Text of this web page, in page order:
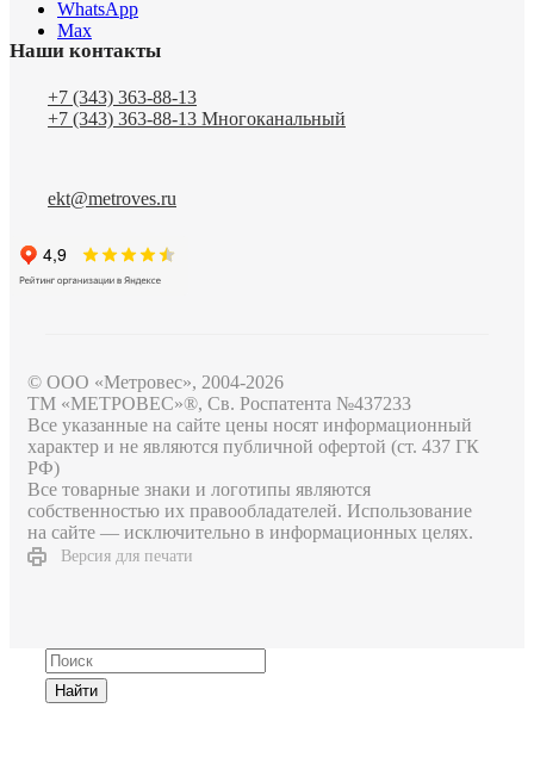
WhatsApp
Max
Наши контакты
+7 (343) 363-88-13
+7 (343) 363-88-13 Многоканальный
ekt@metroves.ru
© ООО «Метровес», 2004-2026
ТМ «МЕТРОВЕС»®, Св. Роспатента №4​3​7​2​3​3
Все указанные на сайте цены носят информационный
характер и не являются публичной офертой (ст. 437 ГК
РФ)
Все товарные знаки и логотипы являются
собственностью их правообладателей. Использование
на сайте — исключительно в информационных целях.
Версия для печати
Найти